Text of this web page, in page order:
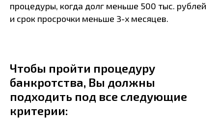
процедуры, когда долг меньше 500 тыс. рублей
и срок просрочки меньше 3-х месяцев.
Чтобы пройти процедуру
банкротства, Вы должны
подходить под все следующие
критерии: